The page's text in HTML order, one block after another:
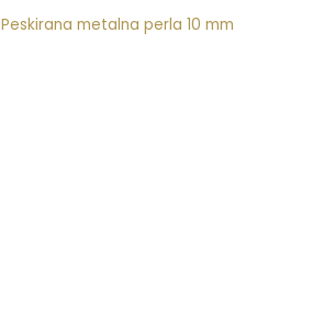
Peskirana metalna perla 10 mm